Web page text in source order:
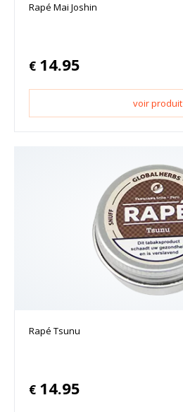
Rapé Mai Joshin
€ 14.95
voir produit
Rapé Tsunu
€ 14.95